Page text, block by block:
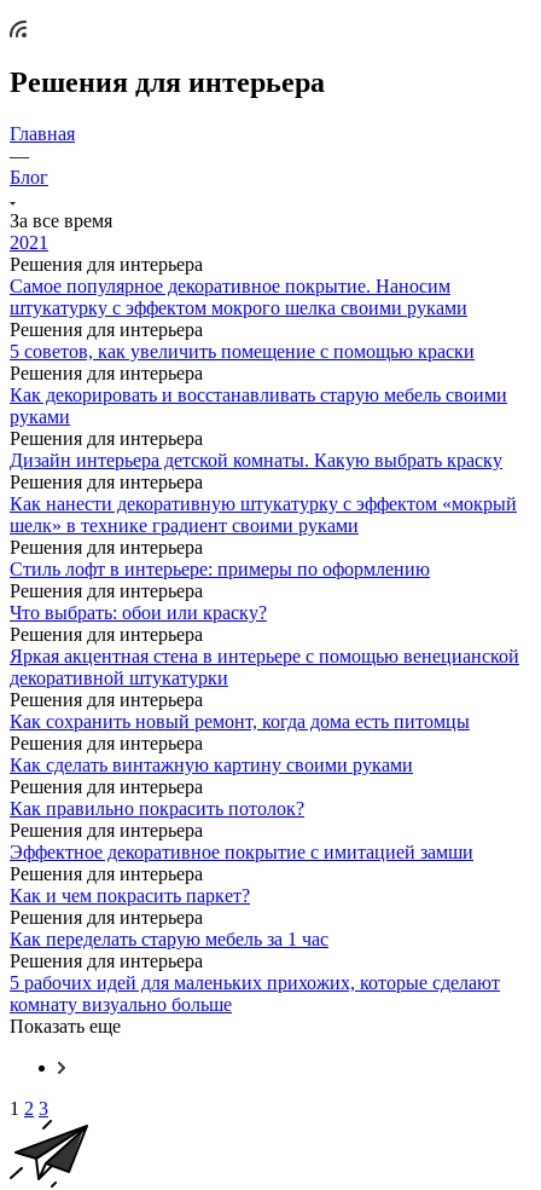
Решения для интерьера
Главная
—
Блог
За все время
2021
Решения для интерьера
Самое популярное декоративное покрытие. Наносим
штукатурку с эффектом мокрого шелка своими руками
Решения для интерьера
5 советов, как увеличить помещение с помощью краски
Решения для интерьера
Как декорировать и восстанавливать старую мебель своими
руками
Решения для интерьера
Дизайн интерьера детской комнаты. Какую выбрать краску
Решения для интерьера
Как нанести декоративную штукатурку с эффектом «мокрый
шелк» в технике градиент своими руками
Решения для интерьера
Стиль лофт в интерьере: примеры по оформлению
Решения для интерьера
Что выбрать: обои или краску?
Решения для интерьера
Яркая акцентная стена в интерьере с помощью венецианской
декоративной штукатурки
Решения для интерьера
Как сохранить новый ремонт, когда дома есть питомцы
Решения для интерьера
Как сделать винтажную картину своими руками
Решения для интерьера
Как правильно покрасить потолок?
Решения для интерьера
Эффектное декоративное покрытие с имитацией замши
Решения для интерьера
Как и чем покрасить паркет?
Решения для интерьера
Как переделать старую мебель за 1 час
Решения для интерьера
5 рабочих идей для маленьких прихожих, которые сделают
комнату визуально больше
Показать еще
1 2 3